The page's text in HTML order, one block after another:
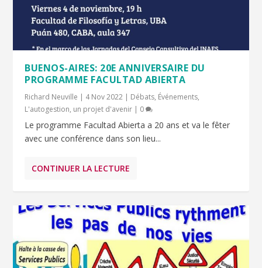
BUENOS-AIRES: 20E ANNIVERSAIRE DU
PROGRAMME FACULTAD ABIERTA
Richard Neuville | 4 Nov 2022 | Débats, Événements,
L'autogestion, un projet d'avenir | 0
Le programme Facultad Abierta a 20 ans et va le fêter
avec une conférence dans son lieu...
CONTINUER LA LECTURE